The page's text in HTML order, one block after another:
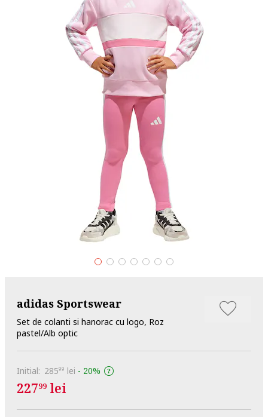
adidas Sportswear
Set de colanti si hanorac cu logo, Roz
pastel/Alb optic
Initial: 28599 lei - 20%
22799 lei